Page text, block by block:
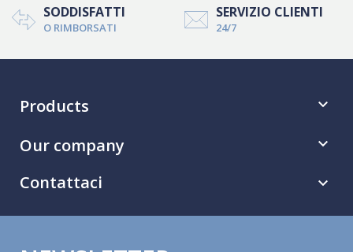
SODDISFATTI
O RIMBORSATI
SERVIZIO CLIENTI
24/7
Products 
Our company 
Contattaci 